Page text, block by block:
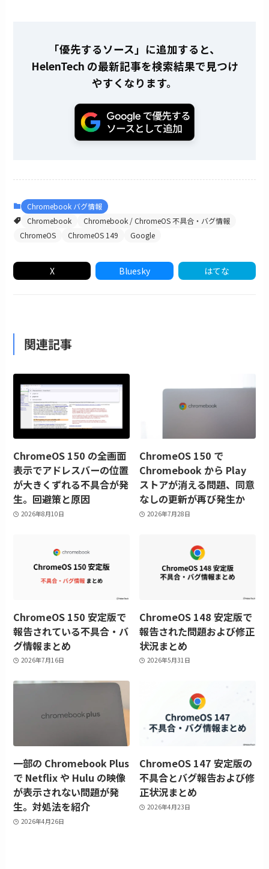
「優先するソース」に追加すると、
HelenTech の最新記事を検索結果で見つけ
やすくなります。
Chromebook バグ情報
Chromebook
Chromebook / ChromeOS 不具合・バグ情報
ChromeOS
ChromeOS 149 Google
X Bluesky はてな
関連記事
ChromeOS 150 の全画面
表示でアドレスバーの位置
が大きくずれる不具合が発
生。回避策と原因
2026年8月10日
ChromeOS 150 で
Chromebook から Play
ストアが消える問題、同意
なしの更新が再び発生か
2026年7月28日
ChromeOS 150 安定版で
報告されている不具合・バ
グ情報まとめ
2026年7月16日
ChromeOS 148 安定版で
報告された問題および修正
状況まとめ
2026年5月31日
一部の Chromebook Plus
で Netflix や Hulu の映像
が表示されない問題が発
生。対処法を紹介
2026年4月26日
ChromeOS 147 安定版の
不具合とバグ報告および修
正状況まとめ
2026年4月23日